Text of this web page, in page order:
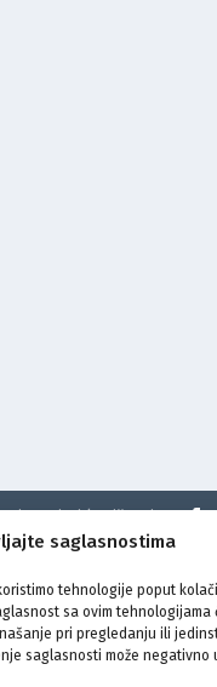
saglasnostima
tehnologije poput
sa ovim tehnologijama
pri pregledanju ili
saglasnosti može negativno
Uvjeti korištenja